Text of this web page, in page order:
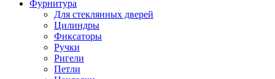
Фурнитура
Для стеклянных дверей
Цилиндры
Фиксаторы
Ручки
Ригели
Петли